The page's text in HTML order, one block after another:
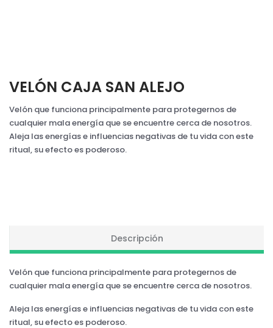
VELÓN CAJA SAN ALEJO
Velón que funciona principalmente para protegernos de
cualquier mala energía que se encuentre cerca de nosotros.
Aleja las energías e influencias negativas de tu vida con este
ritual, su efecto es poderoso.
Descripción
Velón que funciona principalmente para protegernos de
cualquier mala energía que se encuentre cerca de nosotros.
Aleja las energías e influencias negativas de tu vida con este
ritual, su efecto es poderoso.